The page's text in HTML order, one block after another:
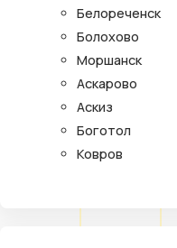
Белореченск
Болохово
Моршанск
Аскарово
Аскиз
Боготол
Ковров